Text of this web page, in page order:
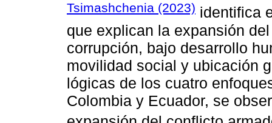
Tsimashchenia (2023) identifica
que explican la expansión
corrupción, bajo desarrollo
movilidad social y ubicación
lógicas de los cuatro
Colombia y Ecuador, se